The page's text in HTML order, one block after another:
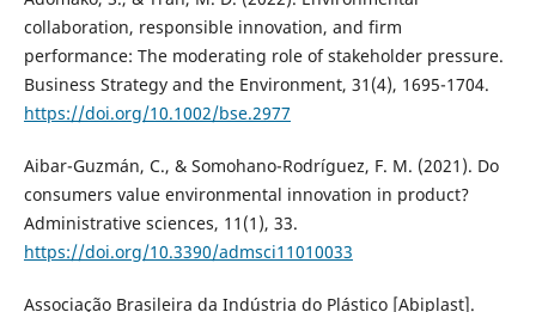
collaboration, responsible innovation, and firm
performance: The moderating role of stakeholder pressure.
Business Strategy and the Environment, 31(4), 1695-1704.
https://doi.org/10.1002/bse.2977
Aibar-Guzmán, C., & Somohano-Rodríguez, F. M. (2021). Do
consumers value environmental innovation in product?
Administrative sciences, 11(1), 33.
https://doi.org/10.3390/admsci11010033
Associação Brasileira da Indústria do Plástico [Abiplast].